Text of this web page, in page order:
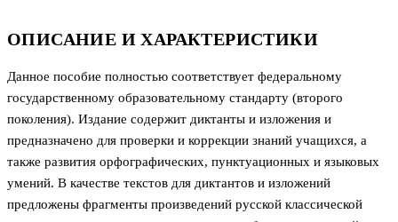
ОПИСАНИЕ И ХАРАКТЕРИСТИКИ
Данное пособие полностью соответствует федеральному
государственному образовательному стандарту (второго
поколения). Издание содержит диктанты и изложения и
предназначено для проверки и коррекции знаний учащихся, а
также развития орфографических, пунктуационных и языковых
умений. В качестве текстов для диктантов и изложений
предложены фрагменты произведений русской классической